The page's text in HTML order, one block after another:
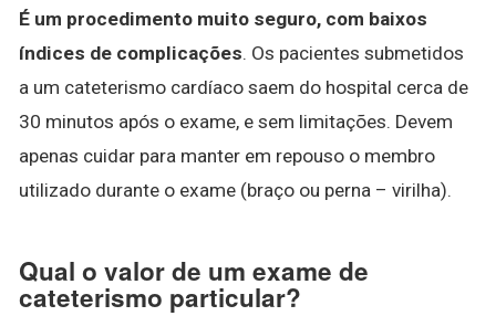
É um procedimento muito seguro, com baixos
índices de complicações. Os pacientes submetidos
a um cateterismo cardíaco saem do hospital cerca de
30 minutos após o exame, e sem limitações. Devem
apenas cuidar para manter em repouso o membro
utilizado durante o exame (braço ou perna – virilha).
Qual o valor de um exame de
cateterismo particular?